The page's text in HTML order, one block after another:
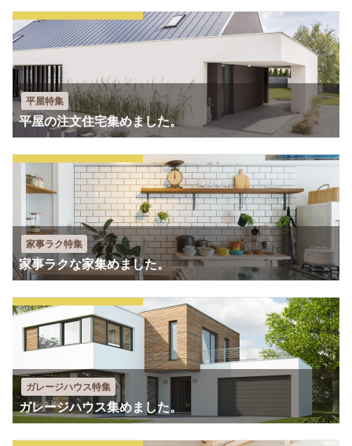
平屋特集
平屋の注文住宅集めました。
家事ラク特集
家事ラクな家集めました。
ガレージハウス特集
ガレージハウス集めました。